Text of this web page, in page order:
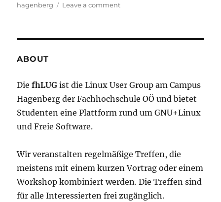
on
hagenberg Leave a commenton
ABOUT
DiefhLUG ist die Linux User Group am Campus
Hagenberg der Fachhochschule OÖ und bietet
Studenten eine Plattform rund um GNU+Linux
und Freie Software.
Wir veranstalten regelmäßige Treffen, die
meistens mit einem kurzen Vortrag oder einem
Workshop kombiniert werden. Die Treffen sind
für alle Interessierten frei zugänglich.